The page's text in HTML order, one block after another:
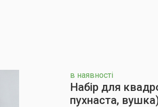
в наявності
Набір для
пухнаста,